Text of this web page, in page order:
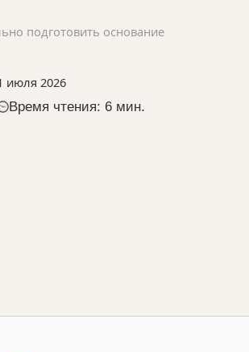
подготовить основание
июля 2026
Время чтения: 6 мин.